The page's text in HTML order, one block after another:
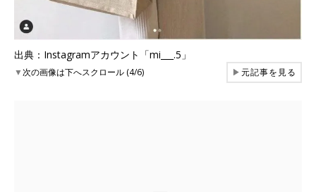
出典：Instagramアカウント「mi___.5」
▼次の画像は下へスクロール (4/6) ▶元記事を見る